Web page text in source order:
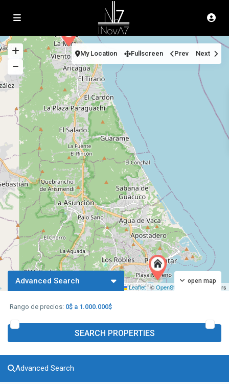
Leaflet|©OpenStreetMap contributors
open map
My Location Fullscreen Prev Next
Advanced Search
Rango de precios: 0$ a 1.000.000$
SEARCH PROPERTIES
Advanced Search